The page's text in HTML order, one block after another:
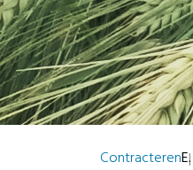
Contracteren